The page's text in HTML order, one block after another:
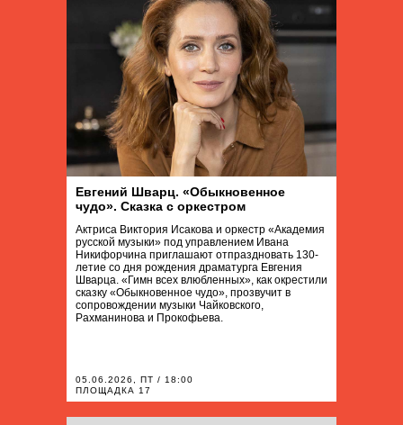
Евгений Шварц. «Обыкновенное
чудо». Сказка с оркестром
Актриса Виктория Исакова и оркестр «Академия
русской музыки» под управлением Ивана
Никифорчина приглашают отпраздновать 130-
летие со дня рождения драматурга Евгения
Шварца. «Гимн всех влюбленных», как окрестили
сказку «Обыкновенное чудо», прозвучит в
сопровождении музыки Чайковского,
Рахманинова и Прокофьева.
05.06.2026, ПТ / 18:00
ПЛОЩАДКА 17